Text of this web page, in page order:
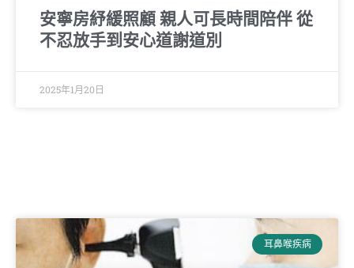
安寧房紓緩照顧 親人可長時間陪伴 從
不忍放手到安心道謝道別
2025年1月20日
耳鼻喉疾病